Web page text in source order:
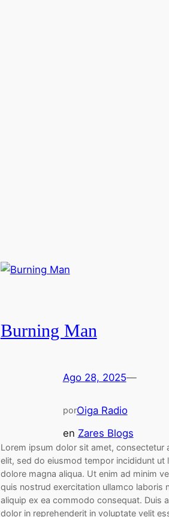
Burning Man
Ago 28, 2025—
porOiga Radio
en Zares Blogs
Lorem ipsum dolor sit amet, consectetur
elit, sed do eiusmod tempor incididunt ut
dolore magna aliqua. Ut enim ad minim
quis nostrud exercitation ullamco laboris
aliquip ex ea commodo consequat. Duis
dolor in reprehenderit in voluptate velit